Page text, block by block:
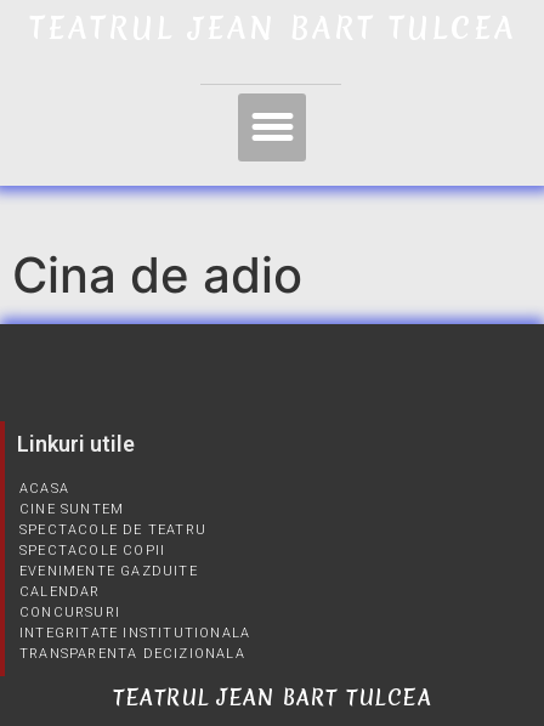
Cina de adio
Linkuri utile
ACASA
CINE SUNTEM
SPECTACOLE DE TEATRU
SPECTACOLE COPII
EVENIMENTE GAZDUITE
CALENDAR
CONCURSURI
INTEGRITATE INSTITUTIONALA
TRANSPARENTA DECIZIONALA
TEATRUL JEAN BART TULCEA